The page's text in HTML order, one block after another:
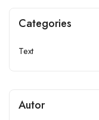
Categories
Text
Autor